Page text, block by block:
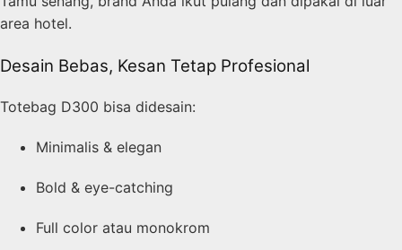
area hotel.
Desain Bebas, Kesan Tetap Profesional
Totebag D300 bisa didesain:
Minimalis & elegan
Bold & eye-catching
Full color atau monokrom